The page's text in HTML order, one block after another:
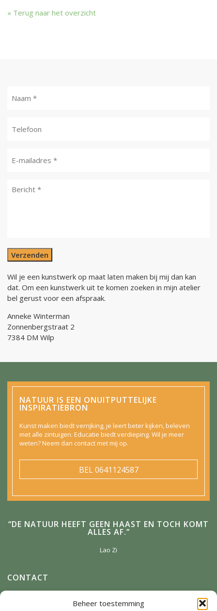
Beheer toestemming
Terug naar het overzicht
Verzenden
Wil je een kunstwerk op maat laten maken bij mij dan kan
dat. Om een kunstwerk uit te komen zoeken in mijn atelier
bel gerust voor een afspraak.
Anneke Winterman
Zonnenbergstraat 2
7384 DM Wilp
NATUUR IS EEN ONUITPUTTELIJKE
INSPIRATIEBRON
Kunst maken biedt verrijking, je leert beter kijken, beleven
met alle zintuigen. Educatie biedt verdieping. Wil je meer
weten? Neem dan contact met mij op.
BEL0641124587
“DE NATUUR HEEFT GEEN HAAST EN TOCH KOMT
ALLES AF.”
Lao Zi
CONTACT